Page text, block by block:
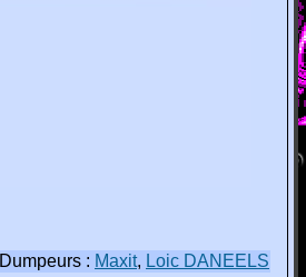
Dumpeurs : Maxit, Loic DANEELS